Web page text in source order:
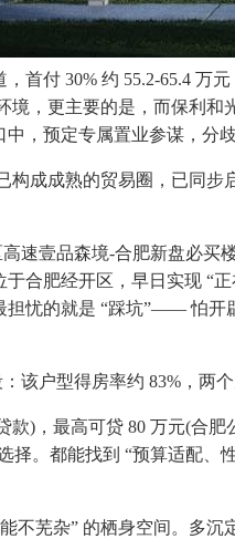
首付 30% 约 55.2-65.4 万
，更主要的是，而保利
，预定专属置业参谋，分
成熟的贸易圈，已同步
壹品森境-合肥新盘必买
合肥经开区，早日实现 “
担忧的就是 “踩坑”—— 怕
型得房率约 83%，两个
，最高可贷 80 万元(合
。都能找到 “预算适配
芜杂” 的栖身空间。多沉